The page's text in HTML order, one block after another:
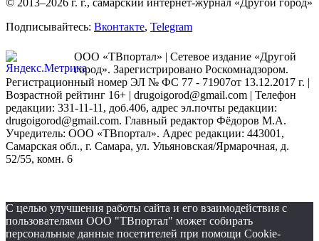
Подписывайтесь: Вконтакте, Telegram
ООО «ТВпортал» | Сетевое издание «Другой
город». Зарегистрировано Роскомнадзором.
Регистрационный номер ЭЛ № ФС 77 - 71907от 13.12.2017 г. |
Возрастной рейтинг 16+ | drugoigorod@gmail.com | Телефон
редакции: 331-11-11, доб.406, адрес эл.почты редакции:
drugoigorod@gmail.com. Главный редактор Фёдоров М.А.
Учредитель: ООО «ТВпортал». Адрес редакции: 443001,
Самарская обл., г. Самара, ул. Ульяновская/Ярмарочная, д.
52/55, комн. 6
С целью улучшения работы сайта и его взаимодействия с
пользователями ООО "ТВпортал" может собирать
персональные данные посетителей при помощи Cookie-